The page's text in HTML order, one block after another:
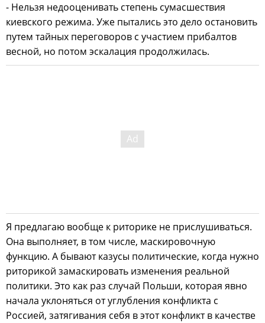
- Нельзя недооценивать степень сумасшествия
киевского режима. Уже пытались это дело остановить
путем тайных переговоров с участием прибалтов
весной, но потом эскалация продолжилась.
Я предлагаю вообще к риторике не прислушиваться.
Она выполняет, в том числе, маскировочную
функцию. А бывают казусы политические, когда нужно
риторикой замаскировать изменения реальной
политики. Это как раз случай Польши, которая явно
начала уклоняться от углубления конфликта с
Россией, затягивания себя в этот конфликт в качестве